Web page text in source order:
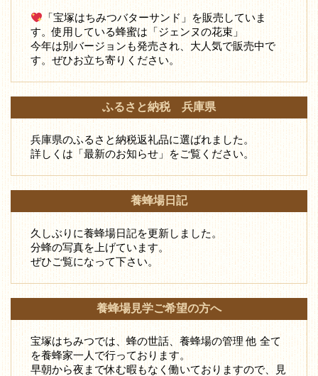
「宝塚はちみつバターサンド」を販売していま
す。使用している蜂蜜は「ジェンヌの花束」
今年は別バージョンも発売され、大人気で販売中で
す。ぜひお立ち寄りください。
ふるさと納税 兵庫県
兵庫県のふるさと納税返礼品に選ばれました。
詳しくは「最新のお知らせ」をご覧ください。
養蜂場日記
久しぶりに養蜂場日記を更新しました。
分蜂の写真を上げています。
ぜひご覧になって下さい。
養蜂場見学ご希望の方へ
宝塚はちみつでは、蜂の世話、養蜂場の管理 他 全て
を養蜂家一人で行っております。
早朝から夜まで休む暇もなく働いておりますので、見